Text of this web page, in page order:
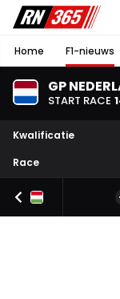
Home F1-nieuws
GP
START RACE
Kwalificatie
Race